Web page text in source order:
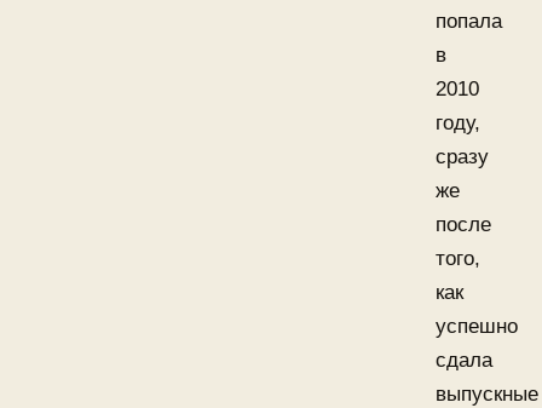
попала
в
2010
году,
сразу
же
после
того,
как
успешно
сдала
выпускные